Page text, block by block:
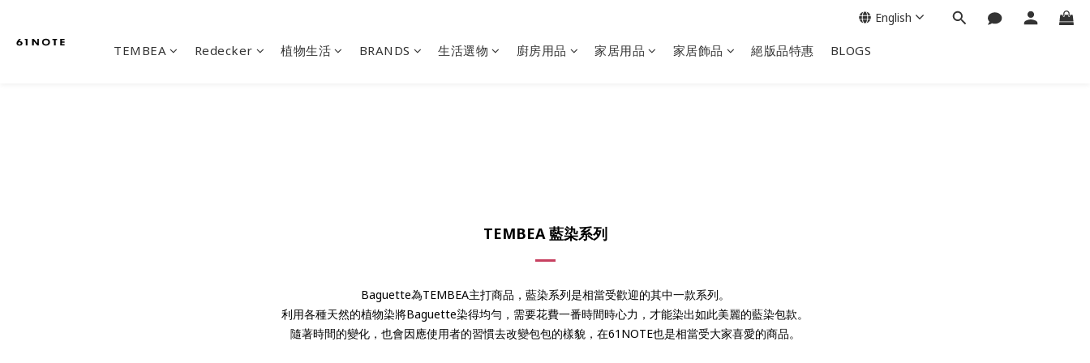
TEMBEA Redecker 植物生活 BRANDS 生活選物 廚房用品 家居用品 家居飾品 絕版品特惠 BLOGS
English
TEMBEA 藍染系列
Baguette為TEMBEA主打商品， 藍染系列是相當受歡迎的其中一款系列。
利用各種天然的植物染將Baguette染得均勻， 需要花費一番時間時心力， 才能染出如此美麗的藍染包款。
隨著時間的變化，也會因應使用者的習慣去改變包包的樣貌， 在61NOTE也是相當受大家喜愛的商品。